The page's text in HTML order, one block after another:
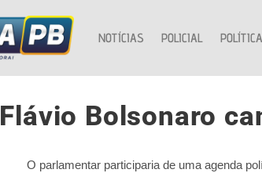
NOTÍCIAS POLICIAL POLÍTICA
Flávio Bolsonaro
O parlamentar participaria de uma agenda